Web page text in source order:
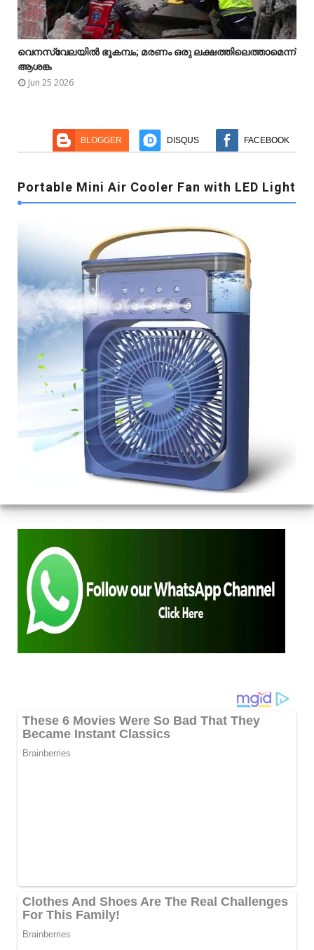
  
വെനസ്വേലയിൽ ഭൂകമ്പം; മരണം ഒരു ലക്ഷത്തിലെത്താമെന്ന്
ആശങ്ക
Jun 25 2026
BLOGGER DISQUS FACEBOOK
Portable Mini Air Cooler Fan with LED Light